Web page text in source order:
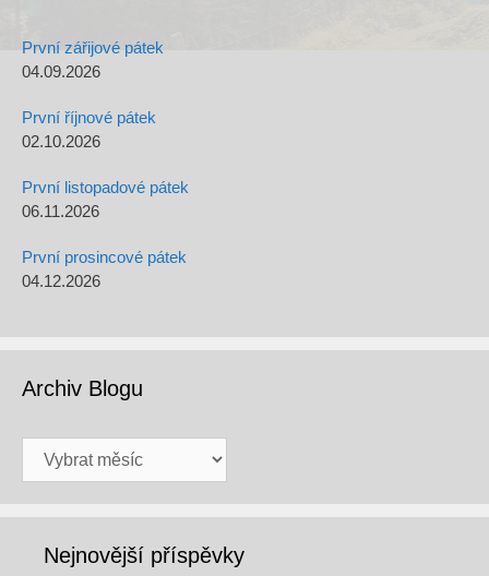
První zářijové pátek
04.09.2026
První říjnové pátek
02.10.2026
První listopadové pátek
06.11.2026
První prosincové pátek
04.12.2026
Archiv Blogu
Blogu
Nejnovější příspěvky